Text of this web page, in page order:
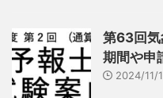
第63回気
期間や申
2024/11/